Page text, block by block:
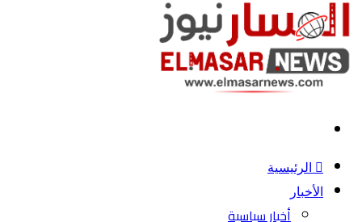
الرئيسية
الأخبار
أخبار سياسية